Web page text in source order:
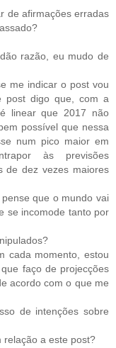
de afirmações erradas
razão, eu mudo de
me indicar o post vou
post digo que, com a
linear que 2017 não
possível que nessa
num pico maior em
às previsões
de dez vezes maiores
que o mundo vai
se incomode tanto por
cada momento, estou
faço de projecções
acordo com o que me
de intenções sobre
relação a este post?